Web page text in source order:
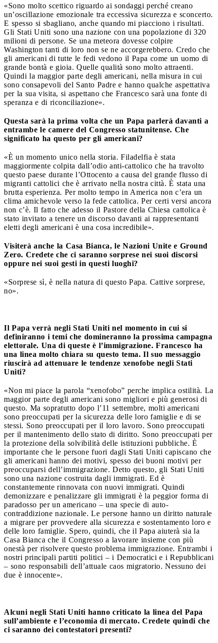
«Sono molto scettico riguardo ai sondaggi perché creano
un’oscillazione emozionale tra eccessiva sicurezza e sconcerto.
E spesso si sbagliano, anche quando mi piacciono i risultati.
Gli Stati Uniti sono una nazione con una popolazione di 320
milioni di persone. Se una meteora dovesse colpire
Washington tanti di loro non se ne accorgerebbero. Credo che
gli americani di tutte le fedi vedono il Papa come un uomo di
grande bontà e gioia. Quelle qualità sono molto attraenti.
Quindi la maggior parte degli americani, nella misura in cui
sono consapevoli del Santo Padre e hanno qualche aspettativa
per la sua visita, si aspettano che Francesco sarà una fonte di
speranza e di riconciliazione».
Questa sarà la prima volta che un Papa parlerà davanti a
entrambe le camere del Congresso statunitense. Che
significato ha questo per gli americani?
«È un momento unico nella storia. Filadelfia è stata
maggiormente colpita dall’odio anti-cattolico che ha travolto
questo paese durante l’Ottocento a causa del grande flusso di
migranti cattolici che è arrivato nella nostra città. È stata una
brutta esperienza. Per molto tempo in America non c’era un
clima amichevole verso la fede cattolica. Per certi versi ancora
non c’è. Il fatto che adesso il Pastore della Chiesa cattolica è
stato invitato a tenere un discorso davanti ai rappresentanti
eletti degli americani è una cosa incredibile».
Visiterà anche la Casa Bianca, le Nazioni Unite e Ground
Zero. Credete che ci saranno sorprese nei suoi discorsi
oppure nei suoi gesti in questi luoghi?
«Sorprese sì, è nella natura di questo Papa. Cattive sorprese,
no».
Il Papa verrà negli Stati Uniti nel momento in cui si
definiranno i temi che domineranno la prossima campagna
elettorale. Una di queste è l’immigrazione. Francesco ha
una linea molto chiara su questo tema. Il suo messaggio
riuscirà ad attenuare le tendenze xenofobe negli Stati
Uniti?
«Non mi piace la parola “xenofobo” perche implica ostilità. La
maggior parte degli americani sono migliori e più generosi di
questo. Ma sopratutto dopo l’11 settembre, molti americani
sono preoccupati per la sicurezza delle loro famiglie e di se
stessi. Sono preoccupati per il loro lavoro. Sono preoccupati
per il mantenimento dello stato di diritto. Sono preoccupati per
la protezione della solvibilità delle istituzioni pubbliche. È
importante che le persone fuori dagli Stati Uniti capiscano che
gli americani hanno dei motivi, spesso dei buoni motivi per
preoccuparsi dell’immigrazione. Detto questo, gli Stati Uniti
sono una nazione costruita dagli immigrati. Ed è
constantemente rinnovata con nuovi immigrati. Quindi
demonizzare e penalizzare gli immigrati è la peggior forma di
paradosso per un americano – una specie di auto-
contraddizione nazionale. Le persone hanno un diritto naturale
a migrare per provvedere alla sicurezza e sostentamento loro e
delle loro famiglie. Spero, quindi, che il Papa aiuterà sia la
Casa Bianca che il Congresso a lavorare insieme con più
onestà per risolvere questo problema immigrazione. Entrambi i
nostri principali partiti politici – i Democratici e i Repubblicani
– sono responsabili dell’attuale caos migratorio. Nessuno dei
due è innocente».
Alcuni negli Stati Uniti hanno criticato la linea del Papa
sull’ambiente e l’economia di mercato. Credete quindi che
ci saranno dei contestatori presenti?